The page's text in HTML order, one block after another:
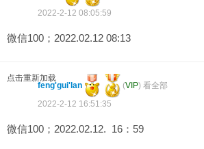
2022-2-12 08:05:59
微信100；2022.02.12 08:13
点击重新加载
feng'gui'lan (VIP) 看全部
2022-2-12 16:51:35
微信100；2022.02.12. 16：59